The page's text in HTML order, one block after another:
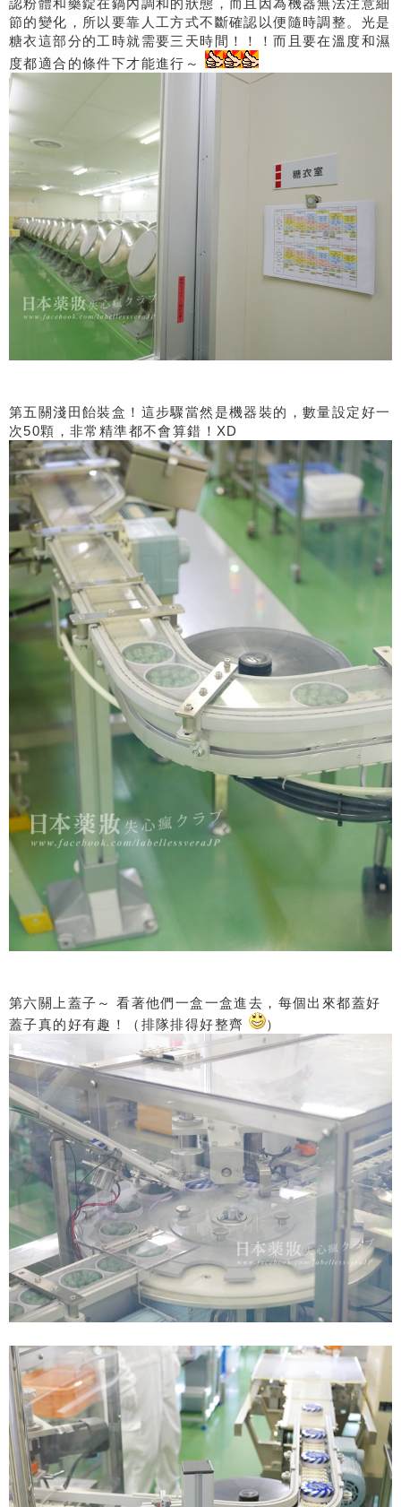
節的變化，所以要靠人工方式不斷確認以便隨時調整。光是
糖衣這部分的工時就需要三天時間！！！而且要在溫度和濕
度都適合的條件下才能進行～
第五關淺田飴裝盒！這步驟當然是機器裝的，數量設定好一
次50顆，非常精準都不會算錯！XD
第六關上蓋子～ 看著他們一盒一盒進去，每個出來都蓋好
蓋子真的好有趣！（排隊排得好整齊
）